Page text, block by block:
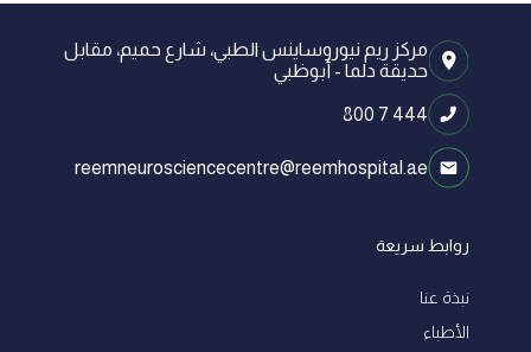
مركز ريم نيوروساينس الطبي، شارع حميم، مقابل
حديقة دلما - أبوظبي
800 7 444
reemneurosciencecentre@reemhospital.ae
روابط سريعة
نبذة عنا
الأطباء